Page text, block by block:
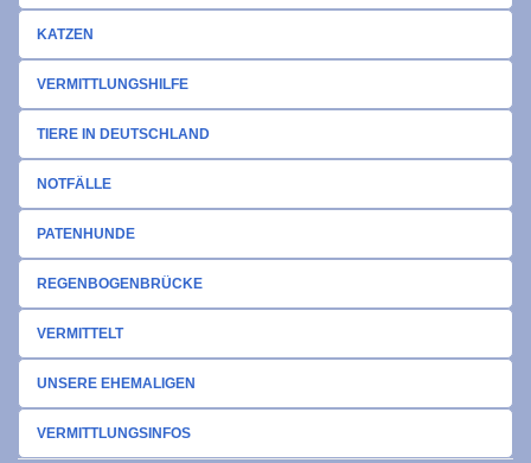
KATZEN
VERMITTLUNGSHILFE
TIERE IN DEUTSCHLAND
NOTFÄLLE
PATENHUNDE
REGENBOGENBRÜCKE
VERMITTELT
UNSERE EHEMALIGEN
VERMITTLUNGSINFOS